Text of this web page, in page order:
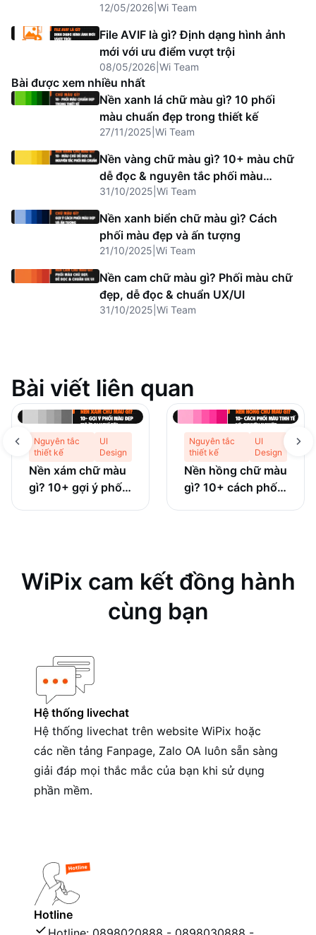
12/05/2026 Wi Team
File AVIF là gì? Định dạng hình ảnh
mới với ưu điểm vượt trội
08/05/2026 Wi Team
Bài được xem nhiều nhất
Nền xanh lá chữ màu gì? 10 phối
màu chuẩn đẹp trong thiết kế
27/11/2025 Wi Team
Nền vàng chữ màu gì? 10+ màu chữ
dễ đọc & nguyên tắc phối màu
chuẩn
31/10/2025 Wi Team
Nền xanh biển chữ màu gì? Cách
phối màu đẹp và ấn tượng
21/10/2025 Wi Team
Nền cam chữ màu gì? Phối màu chữ
đẹp, dễ đọc & chuẩn UX/UI
31/10/2025 Wi Team
Bài viết liên quan
Nguyên tắc
thiết kế
UI
Design
Nền xám chữ màu
gì? 10+ gợi ý phối
Nguyên tắc
thiết kế
UI
Design
Nền hồng chữ màu
gì? 10+ cách phối
WiPix cam kết đồng hành
cùng bạn
Hệ thống livechat
Hệ thống livechat trên website WiPix hoặc
các nền tảng Fanpage, Zalo OA luôn sẵn sàng
giải đáp mọi thắc mắc của bạn khi sử dụng
phần mềm.
Hotline